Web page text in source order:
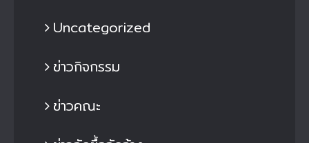
Uncategorized
ข่าวกิจกรรม
ข่าวคณะ